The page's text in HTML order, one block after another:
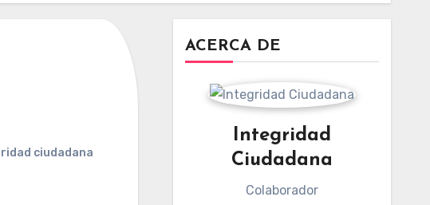
ciudadana
ACERCA DE
Integridad
Ciudadana
Colaborador